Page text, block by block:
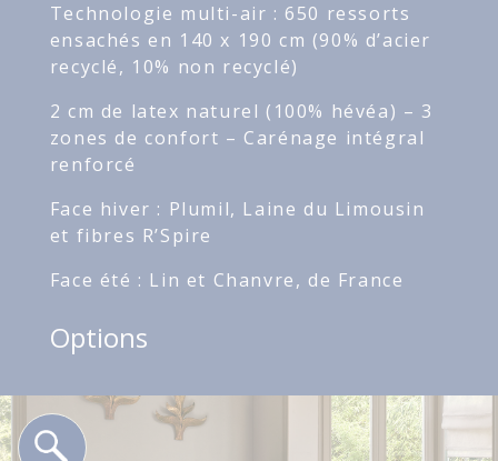
Technologie multi-air : 650 ressorts
ensachés en 140 x 190 cm (90% d’acier
recyclé, 10% non recyclé)
2 cm de latex naturel (100% hévéa) – 3
zones de confort – Carénage intégral
renforcé
Face hiver : Plumil, Laine du Limousin
et fibres R’Spire
Face été : Lin et Chanvre, de France
Options